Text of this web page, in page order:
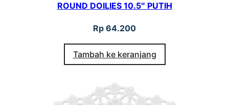
ROUND DOILIES 10.5″ PUTIH
Rp 64.200
Tambah ke keranjang